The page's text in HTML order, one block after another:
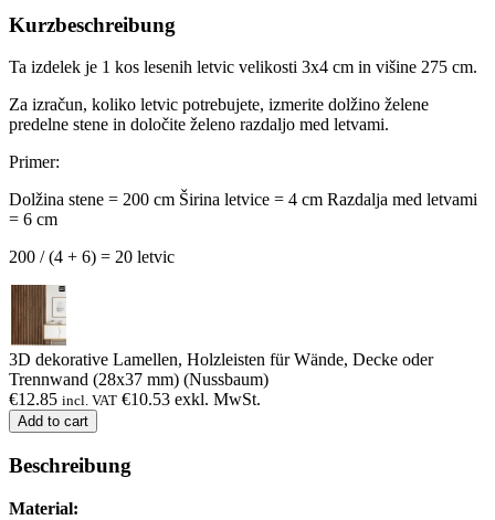
Kurzbeschreibung
Ta izdelek je 1 kos lesenih letvic velikosti 3x4 cm in višine 275 cm.
Za izračun, koliko letvic potrebujete, izmerite dolžino želene
predelne stene in določite želeno razdaljo med letvami.
Primer:
Dolžina stene = 200 cm Širina letvice = 4 cm Razdalja med letvami
= 6 cm
200 / (4 + 6) = 20 letvic
3D dekorative Lamellen, Holzleisten für Wände, Decke oder
Trennwand (28x37 mm) (Nussbaum)
€12.85 incl. VAT €10.53 exkl. MwSt.
Add to cart
Beschreibung
Material: